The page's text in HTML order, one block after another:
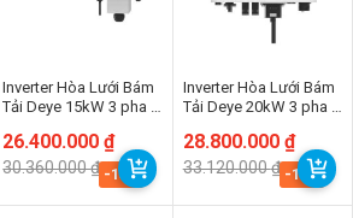
Inverter Hòa Lưới Bám
Tải Deye 15kW 3 pha |
30.360.000₫
Giá
gốc
là:
30.360.000 ₫.
26.400.000₫
Giá
hiện
tại
26.400.000 ₫.
-13%
Inverter Hòa Lưới Bám
Tải Deye 20kW 3 pha |
33.120.000₫
Giá
gốc
là:
33.120.000 ₫.
28.800.000 ₫
Giá
hiện
tại
28.800.000 ₫.
-13%